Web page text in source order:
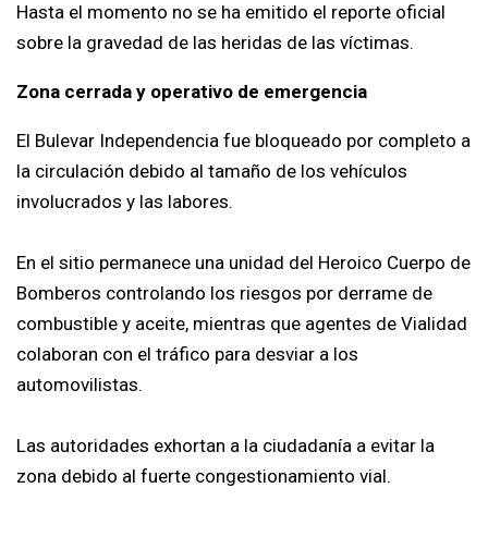
Hasta el momento no se ha emitido el reporte oficial
sobre la gravedad de las heridas de las víctimas.
Zona cerrada y operativo de emergencia
El Bulevar Independencia fue bloqueado por completo a
la circulación debido al tamaño de los vehículos
involucrados y las labores.
En el sitio permanece una unidad del Heroico Cuerpo de
Bomberos controlando los riesgos por derrame de
combustible y aceite, mientras que agentes de Vialidad
colaboran con el tráfico para desviar a los
automovilistas.
Las autoridades exhortan a la ciudadanía a evitar la
zona debido al fuerte congestionamiento vial.